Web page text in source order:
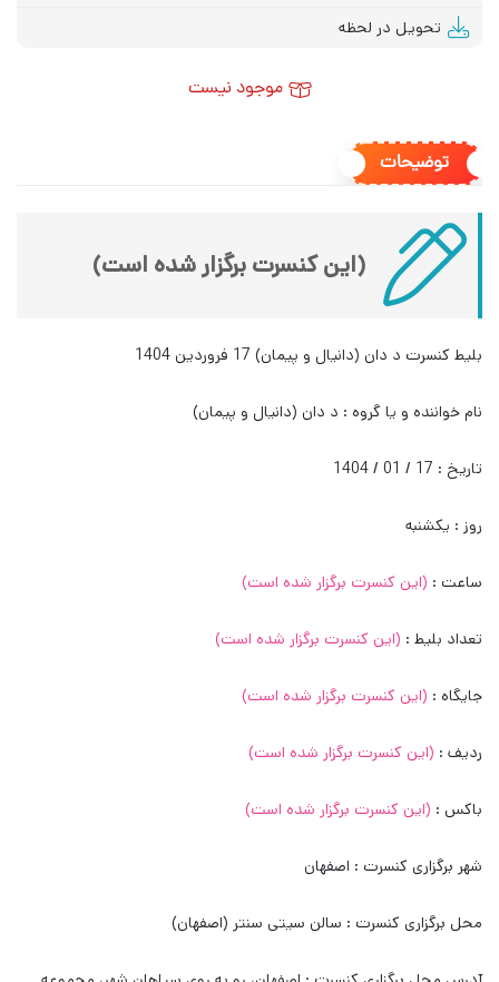
تحویل در لحظه
موجود نیست
توضیحات
(این کنسرت برگزار شده است)
بلیط کنسرت د دان (دانیال و پیمان) 17 فروردین 1404
نام خواننده و یا گروه : د دان (دانیال و پیمان)
تاریخ : 17 / 01 / 1404
روز : یکشنبه
ساعت : (این کنسرت برگزار شده است)
تعداد بلیط : (این کنسرت برگزار شده است)
جایگاه : (این کنسرت برگزار شده است)
ردیف : (این کنسرت برگزار شده است)
باکس : (این کنسرت برگزار شده است)
شهر برگزاری کنسرت : اصفهان
محل برگزاری کنسرت : سالن سیتی سنتر (اصفهان)